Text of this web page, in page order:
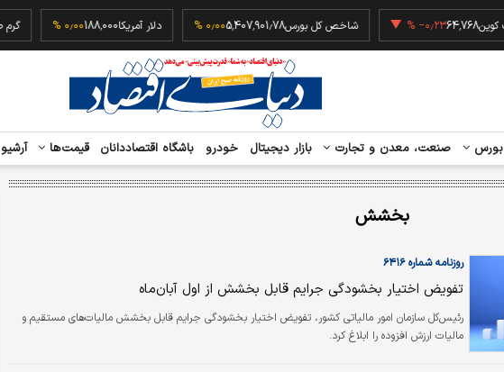
بیت کوین64,768 ‎−۰٫۲۳ % شاخص کل بورس5,407,901.78۰٫۰۰ % دلار آمریکا188,000۰٫۰۰ %
بورس صنعت، معدن و تجارت بازار دیجیتال خودرو باشگاه اقتصاددانان قیمت‌ها آرشیو
بخشش
روزنامه شماره ۶۴۱۶
تفویض اختیار بخشودگی جرایم قابل بخشش از اول آبان‌ماه
رئیس‌کل سازمان امور مالیاتی کشور، تفویض اختیار بخشودگی جرایم قابل بخشش مالیات‌‌های مستقیم و
مالیات ارزش افزوده را ابلاغ کرد.